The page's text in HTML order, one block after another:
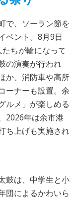
で、ソーラン節を
ベント。8月9日
ちが輪になって
の演奏が行われ
か、消防車や高所
ーナーも設置。余
ルメ」が楽しめる
2026年は余市港
ち上げも実施され
鼓は、中学生と小
団によるかわいら